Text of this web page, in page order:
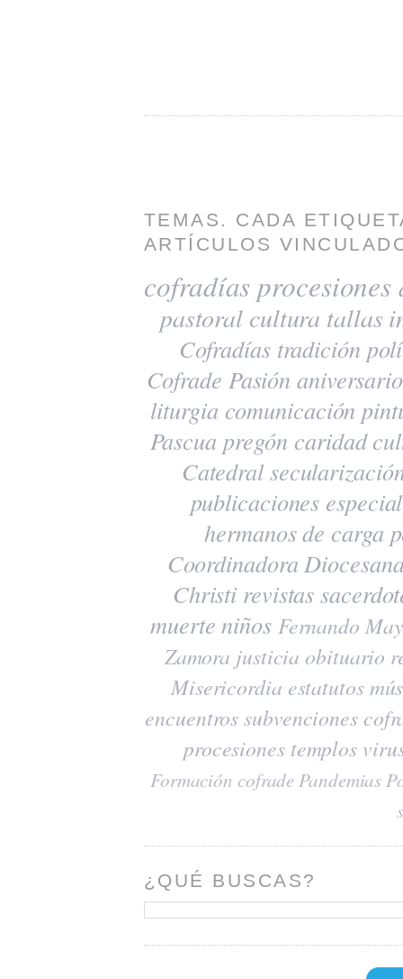
TEMAS. CADA
ARTÍCULOS
cofradías procesiones
pastoral cultura tallas
Cofradías tradición
Cofrade Pasión
liturgia comunicación
Pascua pregón caridad
Catedral
publicaciones
hermanos de carga
Coordinadora
Christi revistas
muerte niños Fernando
Zamora justicia obituario
Misericordia estatutos
encuentrossubvenciones
procesiones templos
Formación cofradePandemias
¿QUÉ BUSCAS?